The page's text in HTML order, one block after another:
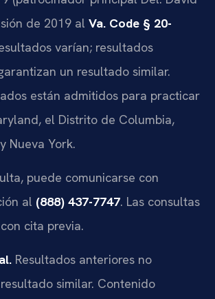
de 2019 al Va. Code § 20-
varían; resultados
un resultado similar.
están admitidos para practicar
el Distrito de Columbia,
Nueva York.
puede comunicarse con
al (888) 437-7747. Las consultas
cita previa.
Resultados anteriores no
similar. Contenido